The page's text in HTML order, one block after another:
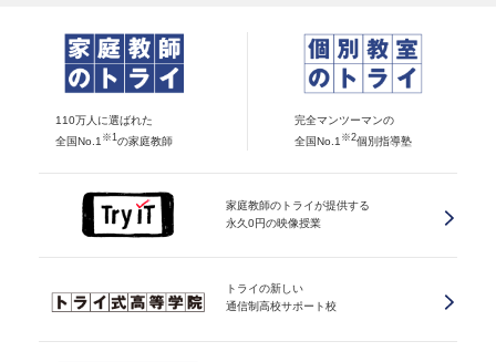
110万人に選ばれた
全国No.1 ※1 の家庭教師
完全マンツーマンの
全国No.1 ※2個別指導塾
家庭教師のトライが提供する
永久0円の映像授業
トライの新しい
通信制高校サポート校